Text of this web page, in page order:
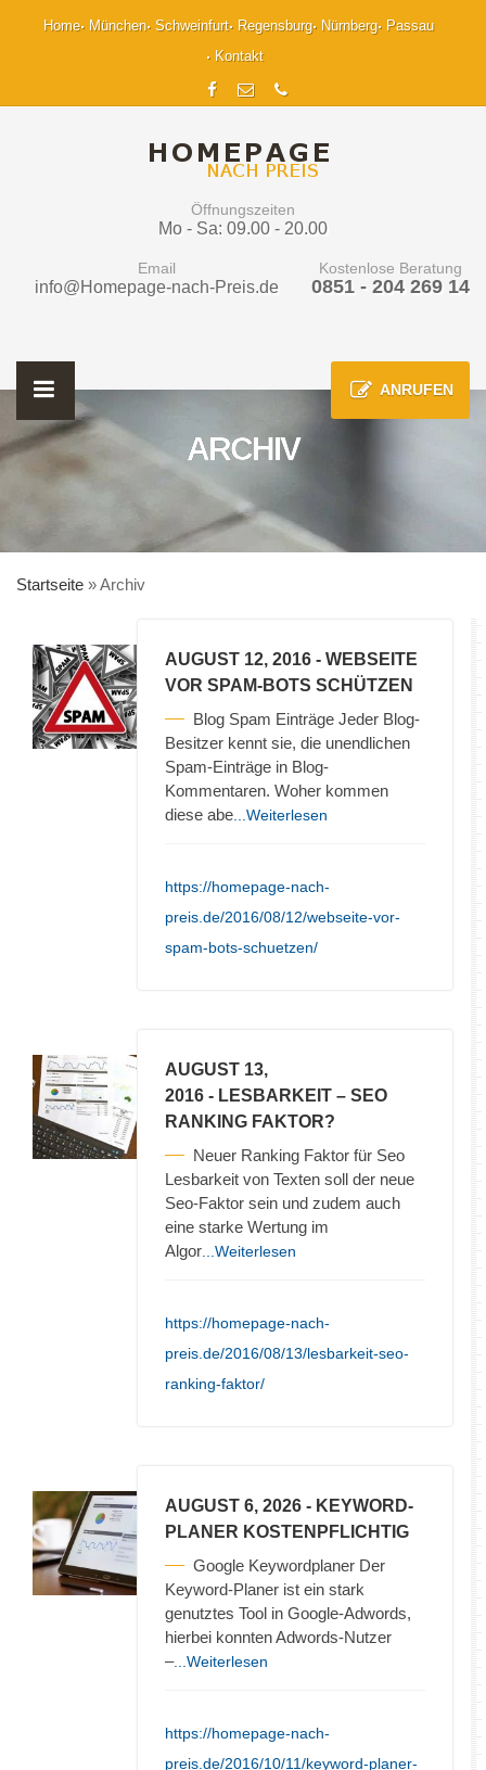
Home München Schweinfurt Regensburg Nürnberg
Passau
Kontakt
Öffnungszeiten
Mo - Sa: 09.00 - 20.00
Email
info@Homepage-nach-Preis.de
Kostenlose Beratung
0851 - 204 269 14
ANRUFEN
ARCHIV
Startseite »Archiv
AUGUST 12, 2016 - WEBSEITE
VOR SPAM-BOTS SCHÜTZEN
Blog Spam Einträge Jeder Blog-
Besitzer kennt sie, die unendlichen
Spam-Einträge in Blog-
Kommentaren. Woher kommen
diese abe ...Weiterlesen
https://homepage-nach-
preis.de/2016/08/12/webseite-vor-
spam-bots-schuetzen/
AUGUST 13,
2016 - LESBARKEIT – SEO
RANKING FAKTOR?
Neuer Ranking Faktor für Seo
Lesbarkeit von Texten soll der neue
Seo-Faktor sein und zudem auch
eine starke Wertung im
Algor ...Weiterlesen
https://homepage-nach-
preis.de/2016/08/13/lesbarkeit-seo-
ranking-faktor/
AUGUST 6, 2026 - KEYWORD-
PLANER KOSTENPFLICHTIG
Google Keywordplaner Der
Keyword-Planer ist ein stark
genutztes Tool in Google-Adwords,
hierbei konnten Adwords-Nutzer
–...Weiterlesen
https://homepage-nach-
preis.de/2016/10/11/keyword-planer-